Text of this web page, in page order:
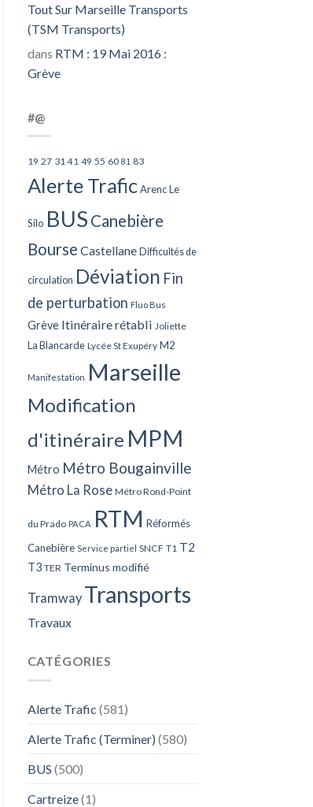
Tout Sur Marseille Transports
(TSM Transports)
dans RTM : 19 Mai 2016 :
Grève
#@
19 27 31 41 49 55 60 81 83
Alerte Trafic Arenc Le
Silo BUS Canebière
Bourse Castellane Difficultés de
circulation Déviation Fin
de perturbation Fluo Bus
Grève Itinéraire rétabli Joliette
La Blancarde Lycée St Exupéry M2
Manifestation Marseille
Modification
d'itinéraire MPM
Métro Métro Bougainville
Métro La Rose Métro Rond-Point
du Prado PACA RTM Réformés
Canebière Service partiel SNCF T1 T2
T3 TER Terminus modifié
Tramway Transports
Travaux
CATÉGORIES
Alerte Trafic (581)
Alerte Trafic (Terminer) (580)
BUS (500)
Cartreize(1)